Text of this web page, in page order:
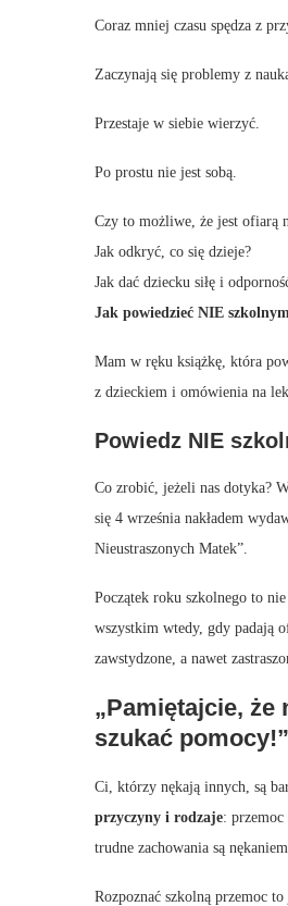
Coraz mniej czasu spędza z
Zaczynają się problemy z
Przestaje w siebie wierzyć.
Po prostu nie jest sobą.
Czy to możliwe, że jest ofiarą
Jak odkryć, co się dzieje?
Jak dać dziecku siłę i
Jak powiedzieć NIE
Mam w ręku książkę, która
z dzieckiem i omówienia na
Powiedz NIE
Co zrobić, jeżeli nas dotyka?
się 4 września nakładem
Nieustraszonych Matek”.
Początek roku szkolnego to
wszystkim wtedy, gdy padają
zawstydzone, a nawet
„Pamiętajcie,
szukać
Ci, którzy nękają innych, są
przyczyny i rodzaje: przemoc
trudne zachowania są
Rozpoznać szkolną przemoc